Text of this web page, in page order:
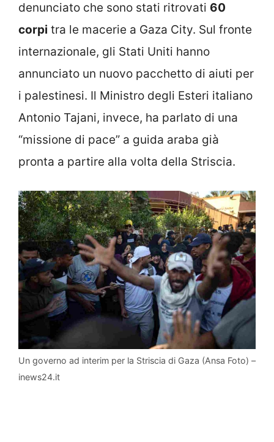
denunciato che sono stati ritrovati 60
corpi tra le macerie a Gaza City. Sul fronte
internazionale, gli Stati Uniti hanno
annunciato un nuovo pacchetto di aiuti per
i palestinesi. Il Ministro degli Esteri italiano
Antonio Tajani, invece, ha parlato di una
“missione di pace” a guida araba già
pronta a partire alla volta della Striscia.
Un governo ad interim per la Striscia di Gaza (Ansa Foto) –
inews24.it